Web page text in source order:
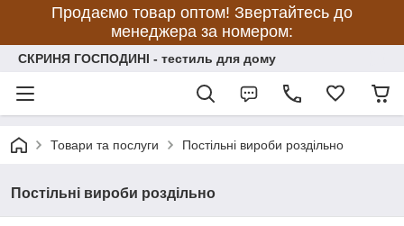
Продаємо товар оптом! Звертайтесь до
менеджера за номером:
СКРИНЯ ГОСПОДИНІ - тестиль для дому
Товари та послуги Постільні вироби роздільно
Постільні вироби роздільно